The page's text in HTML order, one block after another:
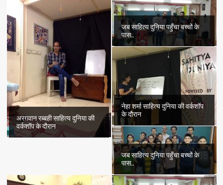
अरग़वान रब्बही साहित्य दुनिया की
वर्कशॉप के दौरान
जब साहित्य दुनिया पहुँचा बच्चों के
पास..
नेहा शर्मा साहित्य दुनिया की वर्कशॉप
के दौरान
जब साहित्य दुनिया पहुँचा बच्चों के
पास..